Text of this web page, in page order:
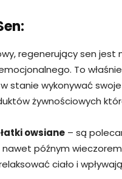
regenerujący sen jest
To
stanie wykonywać
żywnościowych
owsiane – są
nawet późnym
ciało i